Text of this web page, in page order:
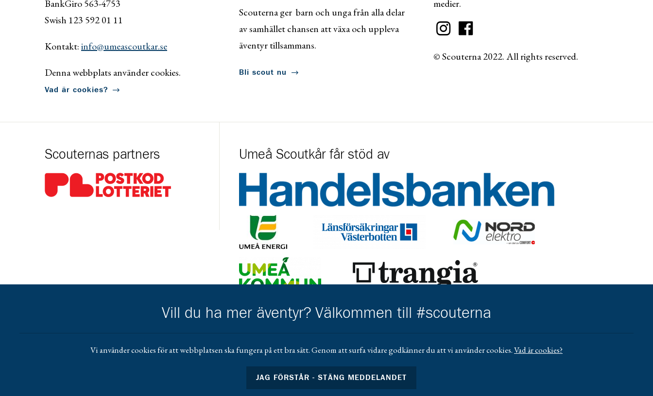
BankGiro 563-4753
Swish 123 592 01 11
Kontakt:info@umeascoutkar.se
Denna webbplats använder cookies.
Vad är cookies?
Scouterna ger barn och unga från alla delar
av samhället chansen att växa och uppleva
äventyr tillsammans.
Bli scout nu
medier.
© Scouterna 2022. All rights reserved.
Scouternas partners
Gå till pl_50
Umeå Scoutkår får stöd av
Gå till https://www.handelsbanken.se/sv/hitta-bankkontor/umea-city
Gå till https://www.umeaenergi.se/Gå till https://www.lansforsakringar.se/vasterbotten/privat/
Gå till https://nordelektro.se/
Gå till https://www.umea.se/upplevaochgora/foreningarforeningsliv
Gå till https://trangia.se/
Gå till https://www.mera.se/ Gå till https://www.sensus.se/samarbeta/rattigheter-och-hallbarhet/
Gå till https://www.scoutshop.se/ Gå till https://www.mucf.se/bidrag/barn-och-ungdomsorganisationer
Vill du ha mer äventyr? Välkommen till #scouterna
Vi använder cookies för att webbplatsen ska fungera på ett bra sätt. Genom att surfa vidare godkänner du att vi använder cookies.Vad är cookies?
JAG FÖRSTÅR - STÄNG MEDDELANDET